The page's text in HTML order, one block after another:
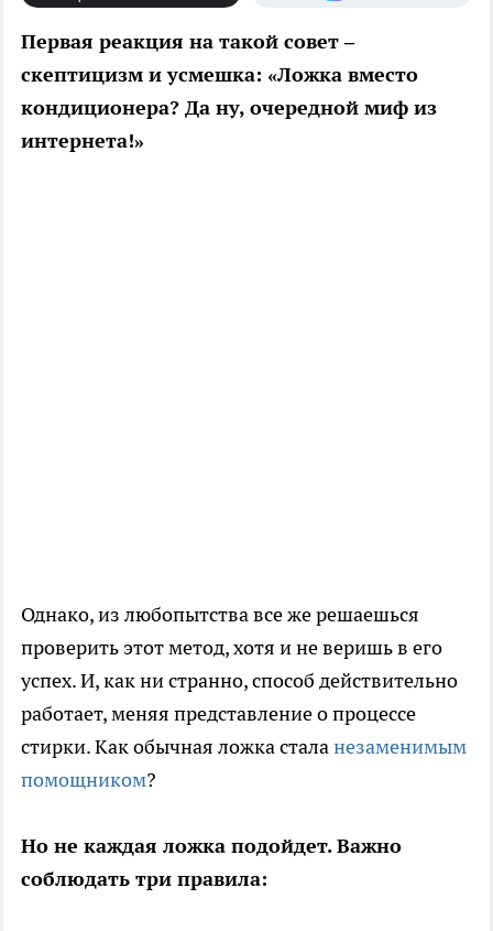
Первая реакция на такой совет –
скептицизм и усмешка: «Ложка вместо
кондиционера? Да ну, очередной миф из
интернета!»
Однако, из любопытства все же решаешься
проверить этот метод, хотя и не веришь в его
успех. И, как ни странно, способ действительно
работает, меняя представление о процессе
стирки. Как обычная ложка сталанезаменимым
помощником?
Но не каждая ложка подойдет. Важно
соблюдать три правила: